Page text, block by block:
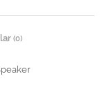
(0)